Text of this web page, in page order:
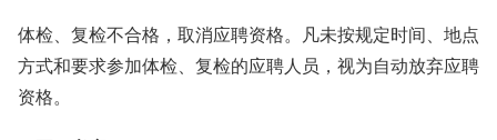
体检、复检不合格，取消应聘资格。凡未按规定时间、地点
方式和要求参加体检、复检的应聘人员，视为自动放弃应聘
资格。